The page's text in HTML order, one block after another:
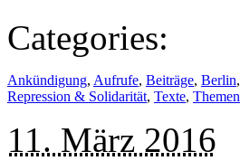
Categories:
Ankündigung, Aufrufe, Beiträge, Berlin,
Repression & Solidarität, Texte, Themen
11. März 2016